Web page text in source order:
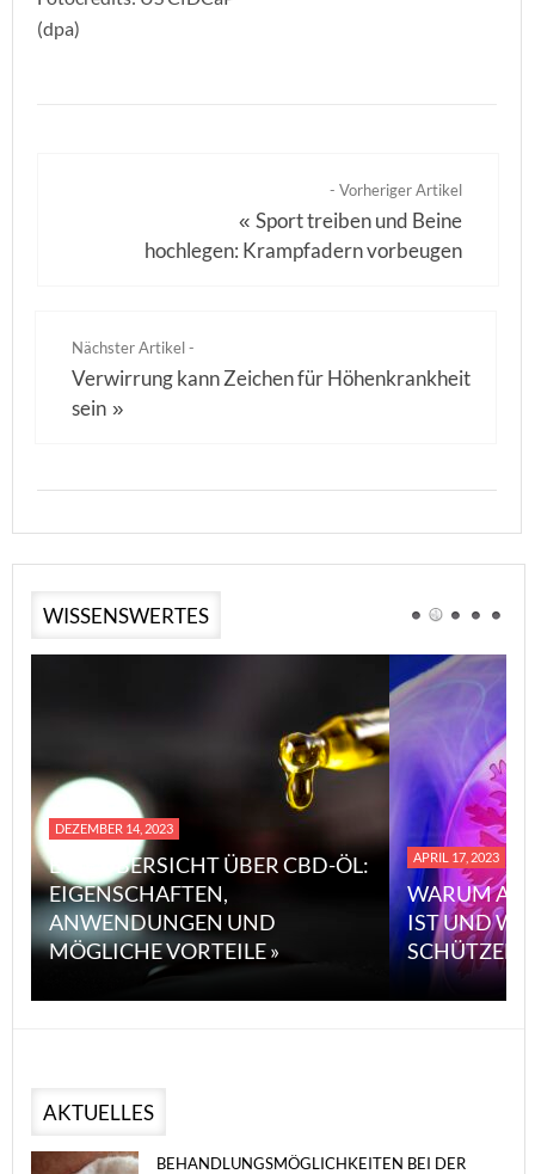
(dpa)
- Vorheriger Artikel
«Sport treiben und Beine
hochlegen: Krampfadern vorbeugen
Nächster Artikel -
Verwirrung kann Zeichen für Höhenkrankheit
sein »
WISSENSWERTES
DEZEMBER 14, 2023
EINE ÜBERSICHT ÜBER CBD-ÖL:
EIGENSCHAFTEN,
ANWENDUNGEN UND
MÖGLICHE VORTEILE »
APRIL 17, 2023
WARUM
IST UND
SCHÜTZEN
AKTUELLES
BEHANDLUNGSMÖGLICHKEITEN BEI DER